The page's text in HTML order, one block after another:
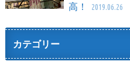
高！
2019.06.26
カテゴリー